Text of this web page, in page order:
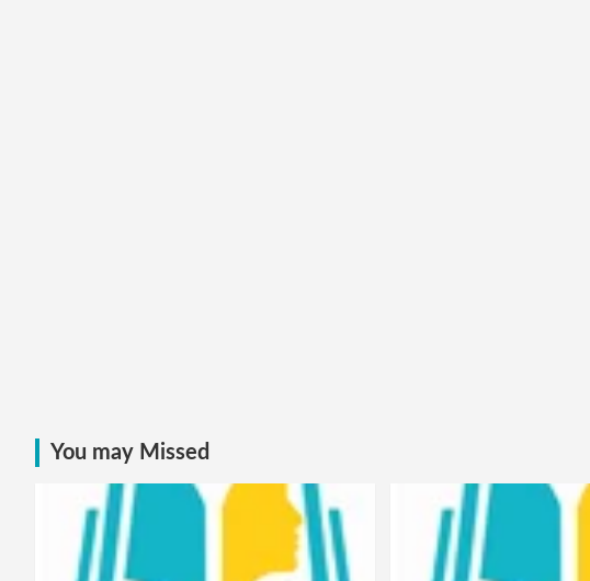
You may Missed